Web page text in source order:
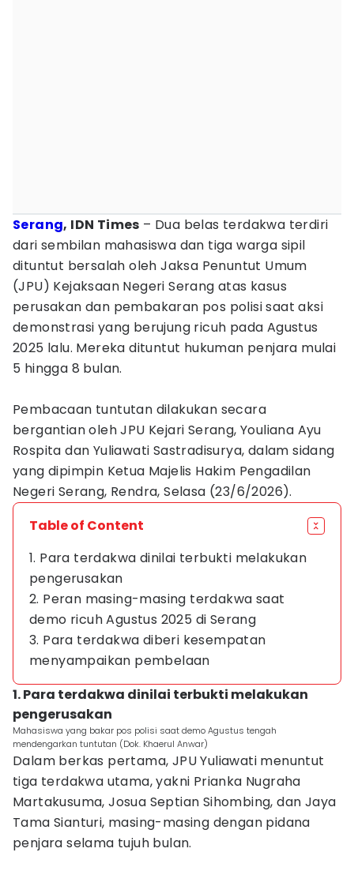
Serang, IDN Times – Dua belas terdakwa terdiri
dari sembilan mahasiswa dan tiga warga sipil
dituntut bersalah oleh Jaksa Penuntut Umum
(JPU) Kejaksaan Negeri Serang atas kasus
perusakan dan pembakaran pos polisi saat aksi
demonstrasi yang berujung ricuh pada Agustus
2025 lalu. Mereka dituntut hukuman penjara mulai
5 hingga 8 bulan.
Pembacaan tuntutan dilakukan secara
bergantian oleh JPU Kejari Serang, Youliana Ayu
Rospita dan Yuliawati Sastradisurya, dalam sidang
yang dipimpin Ketua Majelis Hakim Pengadilan
Negeri Serang, Rendra, Selasa (23/6/2026).
Table of Content
1. Para terdakwa dinilai terbukti melakukan
pengerusakan
2. Peran masing-masing terdakwa saat
demo ricuh Agustus 2025 di Serang
3. Para terdakwa diberi kesempatan
menyampaikan pembelaan
1. Para terdakwa dinilai terbukti melakukan
pengerusakan
Mahasiswa yang bakar pos polisi saat demo Agustus tengah
mendengarkan tuntutan (Dok. Khaerul Anwar)
Dalam berkas pertama, JPU Yuliawati menuntut
tiga terdakwa utama, yakni Prianka Nugraha
Martakusuma, Josua Septian Sihombing, dan Jaya
Tama Sianturi, masing-masing dengan pidana
penjara selama tujuh bulan.